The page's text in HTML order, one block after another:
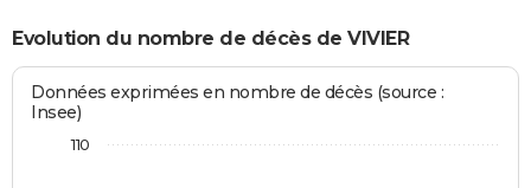
Evolution du nombre de décès de VIVIER
Données exprimées en nombre de décès (source :
Insee)
110